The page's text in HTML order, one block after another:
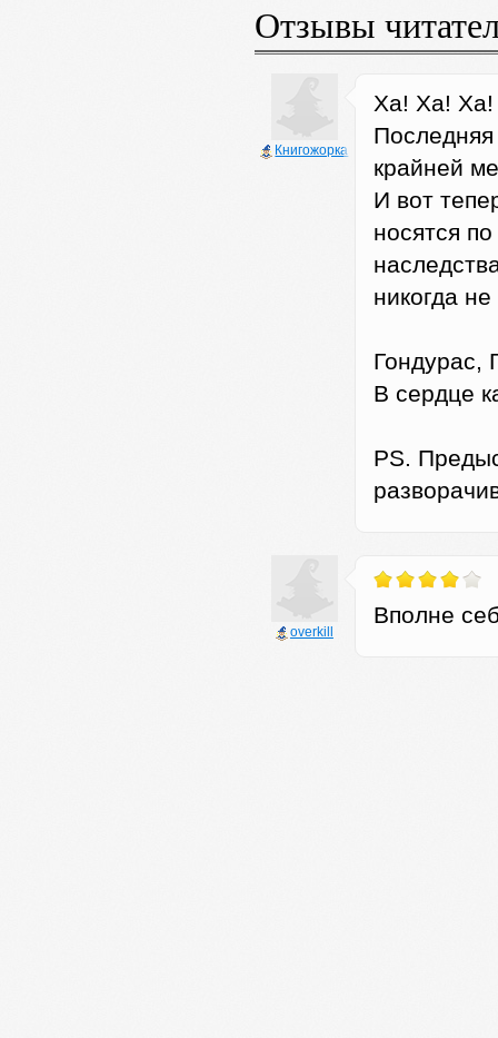
Отзывы
Книгожорка
Ха! Ха! Ха!
крайней
И вот
носятся
никогда
Гондурас,
В сердце
PS.
оverkill
Вполне